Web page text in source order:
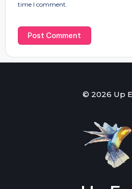
time I comment.
© 2026 Up